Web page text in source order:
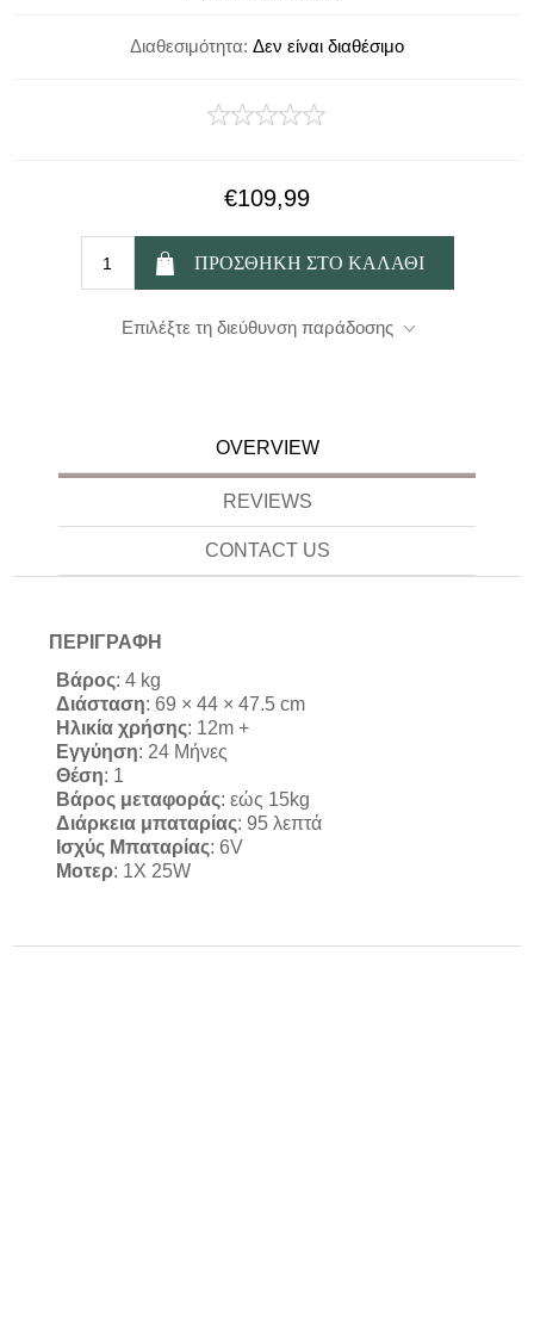
Διαθεσιμότητα: Δεν είναι διαθέσιμο
€109,99
Επιλέξτε τη διεύθυνση παράδοσης
OVERVIEW
REVIEWS
CONTACT US
ΠΕΡΙΓΡΑΦΗ
Βάρος: 4 kg
Διάσταση: 69 × 44 × 47.5 cm
Ηλικία χρήσης: 12m +
Εγγύηση: 24 Μήνες
Θέση: 1
Βάρος μεταφοράς: εώς 15kg
Διάρκεια μπαταρίας: 95 λεπτά
Ισχύς Μπαταρίας: 6V
Mοτερ: 1X 25W